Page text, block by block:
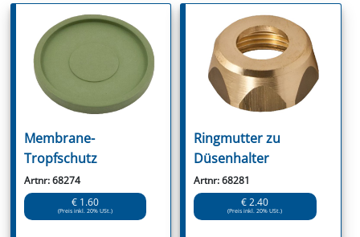
Membrane-
Tropfschutz
Artnr: 68274
€ 1.60
(Preis inkl. 20% USt.)
Ringmutter zu
Düsenhalter
Artnr: 68281
€ 2.40
(Preis inkl. 20% USt.)